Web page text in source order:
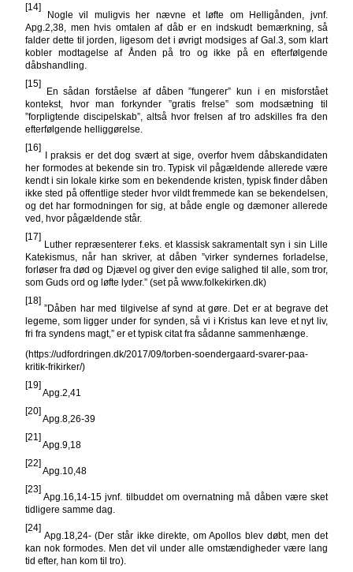
[14]
Nogle vil muligvis her nævne et løfte om Helligånden, jvnf.
Apg.2,38, men hvis omtalen af dåb er en indskudt bemærkning, så
falder dette til jorden, ligesom det i øvrigt modsiges af Gal.3, som klart
kobler modtagelse af Ånden på tro og ikke på en efterfølgende
dåbshandling.
[15]
En sådan forståelse af dåben ”fungerer” kun i en misforstået
kontekst, hvor man forkynder ”gratis frelse” som modsætning til
”forpligtende discipelskab”, altså hvor frelsen af tro adskilles fra den
efterfølgende helliggørelse.
[16]
I praksis er det dog svært at sige, overfor hvem dåbskandidaten
her formodes at bekende sin tro. Typisk vil pågældende allerede være
kendt i sin lokale kirke som en bekendende kristen, typisk finder dåben
ikke sted på offentlige steder hvor vildt fremmede kan se bekendelsen,
og det har formodningen for sig, at både engle og dæmoner allerede
ved, hvor pågældende står.
[17]
Luther repræsenterer f.eks. et klassisk sakramentalt syn i sin Lille
Katekismus, når han skriver, at dåben ”virker syndernes forladelse,
forløser fra død og Djævel og giver den evige salighed til alle, som tror,
som Guds ord og løfte lyder.” (set på www.folkekirken.dk)
[18]
”Dåben har med tilgivelse af synd at gøre. Det er at begrave det
legeme, som ligger under for synden, så vi i Kristus kan leve et nyt liv,
fri fra syndens magt,” er et typisk citat fra sådanne sammenhænge.
(https://udfordringen.dk/2017/09/torben-soendergaard-svarer-paa-
kritik-frikirker/)
[19]
Apg.2,41
[20]
Apg.8,26-39
[21]
Apg.9,18
[22]
Apg.10,48
[23]
Apg.16,14-15 jvnf. tilbuddet om overnatning må dåben være sket
tidligere samme dag.
[24]
Apg.18,24- (Der står ikke direkte, om Apollos blev døbt, men det
kan nok formodes. Men det vil under alle omstændigheder være lang
tid efter, han kom til tro).